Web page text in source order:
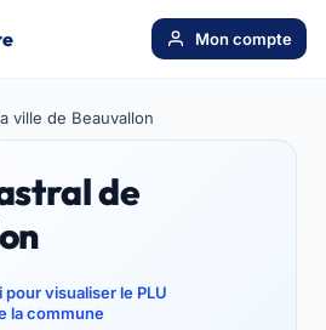
Mon compte
ville de Beauvallon
de
pour visualiser le PLU
la commune